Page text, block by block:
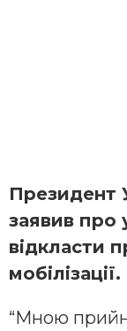
Президент
заявив про
відкласти
мобілізації.
“Мною